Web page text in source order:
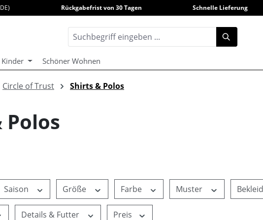
Rückgabefrist von 30 Tagen Schnelle Lieferung
Kinder Schöner Wohnen
Circle of Trust Shirts & Polos
Polos
Saison Größe Farbe Muster
Details & Futter Preis